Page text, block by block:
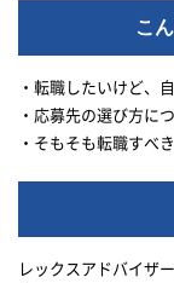
こ
・転職したいけど、
・応募先の選び方に
・そもそも転職すべ
レックスアドバイザ